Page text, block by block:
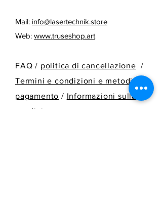
Mail: info@lasertechnik.store
Web: www.truseshop.art
FAQ / politica di cancellazione
/
Termini e condizioni e metodi di
pagamento / Informazioni sulla
spedizione